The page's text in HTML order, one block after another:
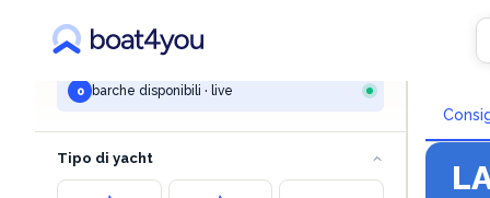
LA TUA RICERCA
marina lav - podstrana
0 barche disponibili · live
Tipo di yacht